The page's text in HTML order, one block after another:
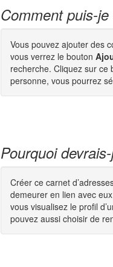
Comment puis-
Vous pouvez ajouter des
vous verrez le bouton
recherche. Cliquez sur ce
personne, vous pourrez
Pourquoi
Créer ce carnet
demeurer en lien avec
vous visualisez le profil
pouvez aussi choisir de